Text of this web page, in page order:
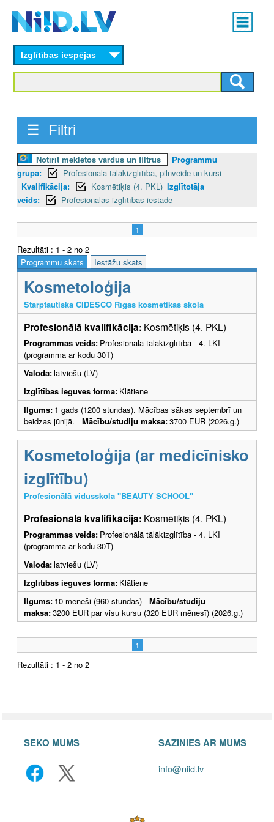
content
Main
menu
Izglītības iespējas
☰ Filtri
Notīrīt meklētos vārdus un filtrus
Programmu
grupa:
Profesionālā tālākizglītība, pilnveide un kursi
Kvalifikācija:
Kosmētiķis (4. PKL) Izglītotāja
veids:
Profesionālās izglītības iestāde
1
Rezultāti : 1 - 2 no 2
Programmu skats
Iestāžu skats
Kosmetoloģija
Starptautiskā CIDESCO Rīgas kosmētikas skola
Profesionālā kvalifikācija: Kosmētiķis (4. PKL)
Programmas veids: Profesionālā tālākizglītība - 4. LKI
(programma ar kodu 30T)
Valoda:latviešu (LV)
Izglītības ieguves forma: Klātiene
Ilgums: 1 gads (1200 stundas). Mācības sākas septembrī un
beidzas jūnijā. Mācību/studiju maksa:3700 EUR (2026.g.)
Kosmetoloģija (ar medicīnisko
izglītību)
Profesionālā vidusskola "BEAUTY SCHOOL"
Profesionālā kvalifikācija: Kosmētiķis (4. PKL)
Programmas veids: Profesionālā tālākizglītība - 4. LKI
(programma ar kodu 30T)
Valoda:latviešu (LV)
Izglītības ieguves forma: Klātiene
Ilgums: 10 mēneši (960 stundas) Mācību/studiju
maksa:3200 EUR par visu kursu (320 EUR mēnesī) (2026.g.)
1
Rezultāti : 1 - 2 no 2
SEKO MUMS SAZINIES AR MUMS
info@niid.lv